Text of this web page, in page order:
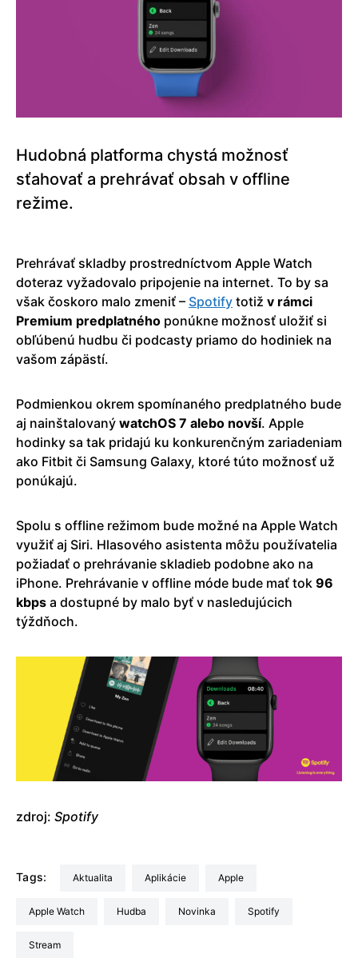
Hudobná platforma chystá možnosť
sťahovať a prehrávať obsah v offline
režime.
Prehrávať skladby prostredníctvom Apple Watch
doteraz vyžadovalo pripojenie na internet. To by sa
však čoskoro malo zmeniť – Spotify totiž v rámci
Premium predplatného ponúkne možnosť uložiť si
obľúbenú hudbu či podcasty priamo do hodiniek na
vašom zápästí.
Podmienkou okrem spomínaného predplatného bude
aj nainštalovaný watchOS 7 alebo novší. Apple
hodinky sa tak pridajú ku konkurenčným zariadeniam
ako Fitbit či Samsung Galaxy, ktoré túto možnosť už
ponúkajú.
Spolu s offline režimom bude možné na Apple Watch
využiť aj Siri. Hlasového asistenta môžu používatelia
požiadať o prehrávanie skladieb podobne ako na
iPhone. Prehrávanie v offline móde bude mať tok 96
kbps a dostupné by malo byť v nasledujúcich
týždňoch.
zdroj: Spotify
Tags: aktualita Aplikácie Apple
Apple Watch hudba Novinka Spotify
stream